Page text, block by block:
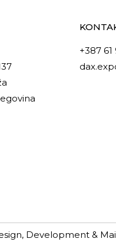
+387 61
Development &